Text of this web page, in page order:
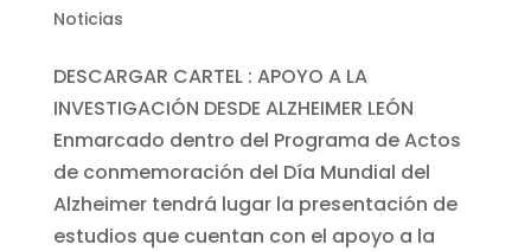
Noticias
DESCARGAR CARTEL : APOYO A LA
INVESTIGACIÓN DESDE ALZHEIMER LEÓN
Enmarcado dentro del Programa de Actos
de conmemoración del Día Mundial del
Alzheimer tendrá lugar la presentación de
estudios que cuentan con el apoyo a la